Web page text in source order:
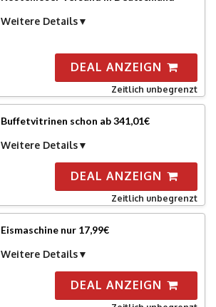
Weitere Details
DEAL ANZEIGN
Zeitlich unbegrenzt
Buffetvitrinen schon ab 341,01€
Weitere Details
DEAL ANZEIGN
Zeitlich unbegrenzt
Eismaschine nur 17,99€
Weitere Details
DEAL ANZEIGN